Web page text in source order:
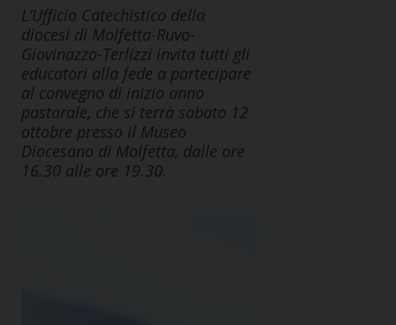
L’Ufficio Catechistico della
diocesi di Molfetta-Ruvo-
Giovinazzo-Terlizzi invita tutti gli
educatori alla fede a partecipare
al convegno di inizio anno
pastorale, che si terrà sabato 12
ottobre presso il Museo
Diocesano di Molfetta, dalle ore
16.30 alle ore 19.30.